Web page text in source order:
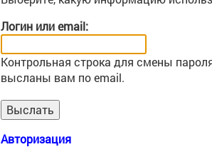
Логин или email:
Контрольная строка для смены
высланы вам по email.
Авторизация